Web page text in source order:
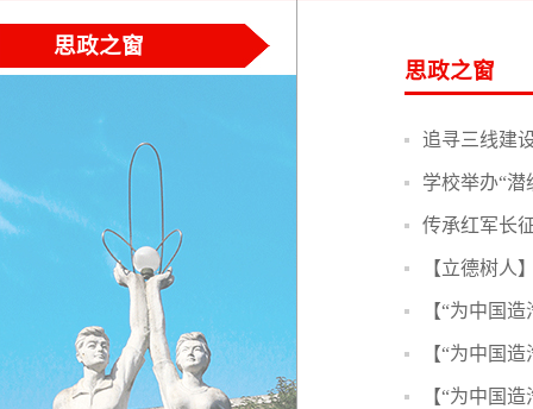
思政之窗
思政之窗
追寻三线建
学校举办“潜
传承红军长
【立德树人
【“为中国
【“为中国
【“为中国